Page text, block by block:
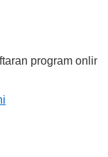
online akan